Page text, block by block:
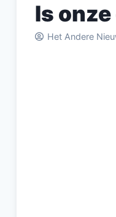
Is
Het Andere